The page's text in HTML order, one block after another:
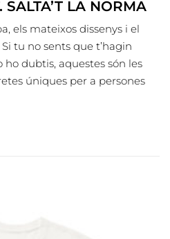
SALTA’T LA NORMA
els mateixos dissenys i el
tu no sents que t’hagin
dubtis, aquestes són les
úniques per a persones